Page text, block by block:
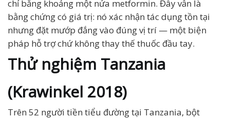
chỉ bằng khoảng một nửa metformin. Đây vẫn là
bằng chứng có giá trị: nó xác nhận tác dụng tồn tại
nhưng đặt mướp đắng vào đúng vị trí — một biện
pháp hỗ trợ chứ không thay thế thuốc đầu tay.
Thử nghiệm Tanzania
(Krawinkel 2018)
Trên 52 người tiền tiểu đường tại Tanzania, bột